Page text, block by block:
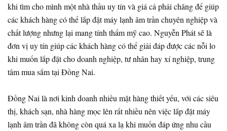
khi tìm cho mình một nhà thầu uy tín và giá cả phải chăng để giúp
các khách hàng có thể lắp đặt máy lạnh âm trần chuyên nghiệp và
chất lượng nhưng lại mang tính thẩm mỹ cao. Nguyễn Phát sẽ là
đơn vị uy tín giúp các khách hàng có thể giải đáp được các nỗi lo
khi muốn lắp đặt cho doanh nghiệp, tư nhân hay xí nghiệp, trung
tâm mua sắm tại Đồng Nai.
Đồng Nai là nơi kinh doanh nhiều mặt hàng thiết yếu, với các siêu
thị, khách sạn, nhà hàng mọc lên rất nhiều nên việc lắp đặt máy
lạnh âm trần đã không còn quá xa lạ khi muốn đáp ứng nhu cầu